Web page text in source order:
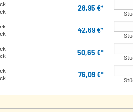
28,95 €*
42,69 €*
50,65 €*
76,09 €*